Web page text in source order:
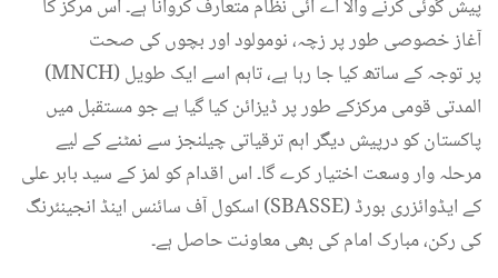
پیش گوئی کرنے والا اے آئی نظام متعارف کروانا ہے۔ اس مرکز کا
آغاز خصوصی طور پر زچہ، نومولود اور بچوں کی صحت
(MNCH) پر توجہ کے ساتھ کیا جا رہا ہے، تاہم اسے ایک طویل
المدتی قومی مرکزکے طور پر ڈیزائن کیا گیا ہے جو مستقبل میں
پاکستان کو درپیش دیگر اہم ترقیاتی چیلنجز سے نمٹنے کے لیے
مرحلہ وار وسعت اختیار کرے گا۔ اس اقدام کو لمز کے سید بابر علی
اسکول آف سائنس اینڈ انجینئرنگ (SBASSE) کے ایڈوائزری بورڈ
کی رکن، مبارک امام کی بھی معاونت حاصل ہے۔